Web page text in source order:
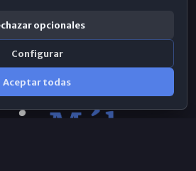
opcionales
Configurar
Aceptar todas